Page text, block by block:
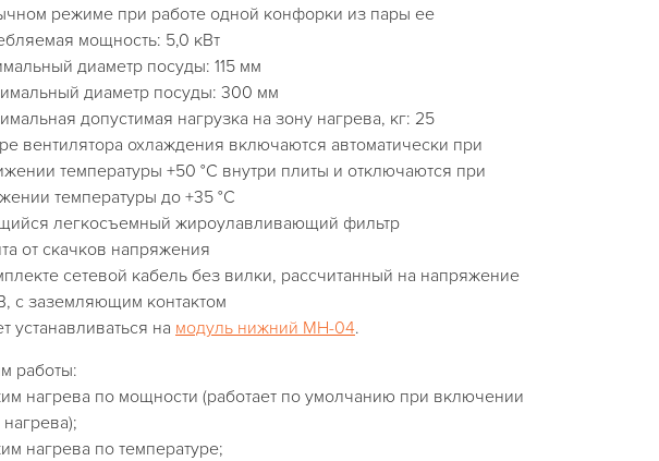
режиме при работе одной конфорки из пары ее
мощность: 5,0 кВт
диаметр посуды: 115 мм
диаметр посуды: 300 мм
допустимая нагрузка на зону нагрева, кг: 25
вентилятора охлаждения включаются автоматически при
температуры +50 °С внутри плиты и отключаются при
температуры до +35 °С
легкосъемный жироулавливающий фильтр
от скачков напряжения
сетевой кабель без вилки, рассчитанный на напряжение
с заземляющим контактом
устанавливаться на модуль нижний МН-04.
работы:
нагрева по мощности (работает по умолчанию при включении
нагрева по температуре;